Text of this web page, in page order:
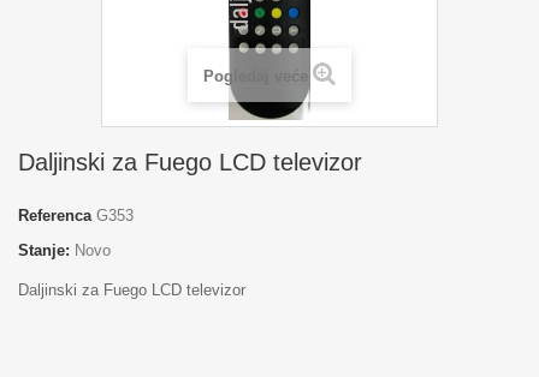
Pogledaj veće
Daljinski za Fuego LCD televizor
Referenca G353
Stanje: Novo
Daljinski za Fuego LCD televizor